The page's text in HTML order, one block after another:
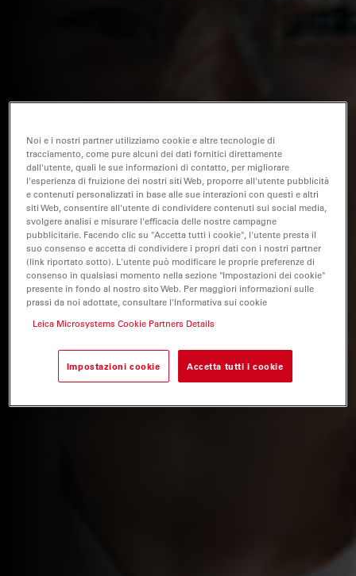
Noi e i nostri partner utilizziamo cookie e altre tecnologie di
tracciamento, come pure alcuni dei dati fornitici direttamente
dall'utente, quali le sue informazioni di contatto, per migliorare
l'esperienza di fruizione dei nostri siti Web, proporre all'utente pubblicità
e contenuti personalizzati in base alle sue interazioni con questi e altri
siti Web, consentire all'utente di condividere contenuti sui social media,
svolgere analisi e misurare l'efficacia delle nostre campagne
pubblicitarie. Facendo clic su "Accetta tutti i cookie", l'utente presta il
suo consenso e accetta di condividere i propri dati con i nostri partner
(link riportato sotto). L'utente può modificare le proprie preferenze di
consenso in qualsiasi momento nella sezione "Impostazioni dei cookie"
presente in fondo al nostro sito Web. Per maggiori informazioni sulle
prassi da noi adottate, consultare l'Informativa sui cookie
Leica Microsystems Cookie Partners Details
Impostazioni cookie Accetta tutti i cookie